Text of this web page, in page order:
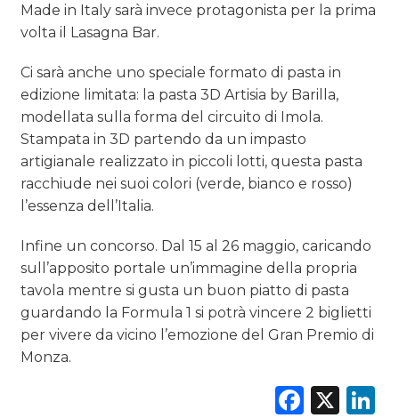
Made in Italy sarà invece protagonista per la prima
volta il Lasagna Bar.
Ci sarà anche uno speciale formato di pasta in
edizione limitata: la pasta 3D Artisia by Barilla,
modellata sulla forma del circuito di Imola.
Stampata in 3D partendo da un impasto
artigianale realizzato in piccoli lotti, questa pasta
racchiude nei suoi colori (verde, bianco e rosso)
l’essenza dell’Italia.
Infine un concorso. Dal 15 al 26 maggio, caricando
sull’apposito portale un’immagine della propria
tavola mentre si gusta un buon piatto di pasta
guardando la Formula 1 si potrà vincere 2 biglietti
per vivere da vicino l’emozione del Gran Premio di
Monza.
X